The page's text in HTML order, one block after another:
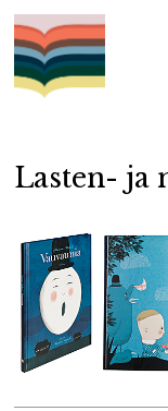
Hyppää
sisältöön
Lasten- ja